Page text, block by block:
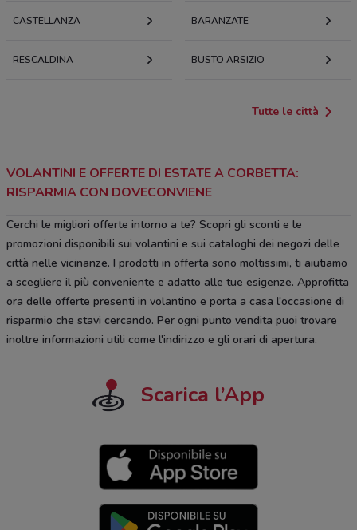
CASTELLANZA BARANZATE
RESCALDINA BUSTO ARSIZIO
Tutte le città
VOLANTINI E OFFERTE DI ESTATE A CORBETTA:
RISPARMIA CON DOVECONVIENE
Cerchi le migliori offerte intorno a te? Scopri gli sconti e le
promozioni disponibili sui volantini e sui cataloghi dei negozi delle
città nelle vicinanze. I prodotti in offerta sono moltissimi, ti aiutiamo
a scegliere il più conveniente e adatto alle tue esigenze. Approfitta
ora delle offerte presenti in volantino e porta a casa l'occasione di
risparmio che stavi cercando. Per ogni punto vendita puoi trovare
inoltre informazioni utili come l'indirizzo e gli orari di apertura.
Scarica l’App